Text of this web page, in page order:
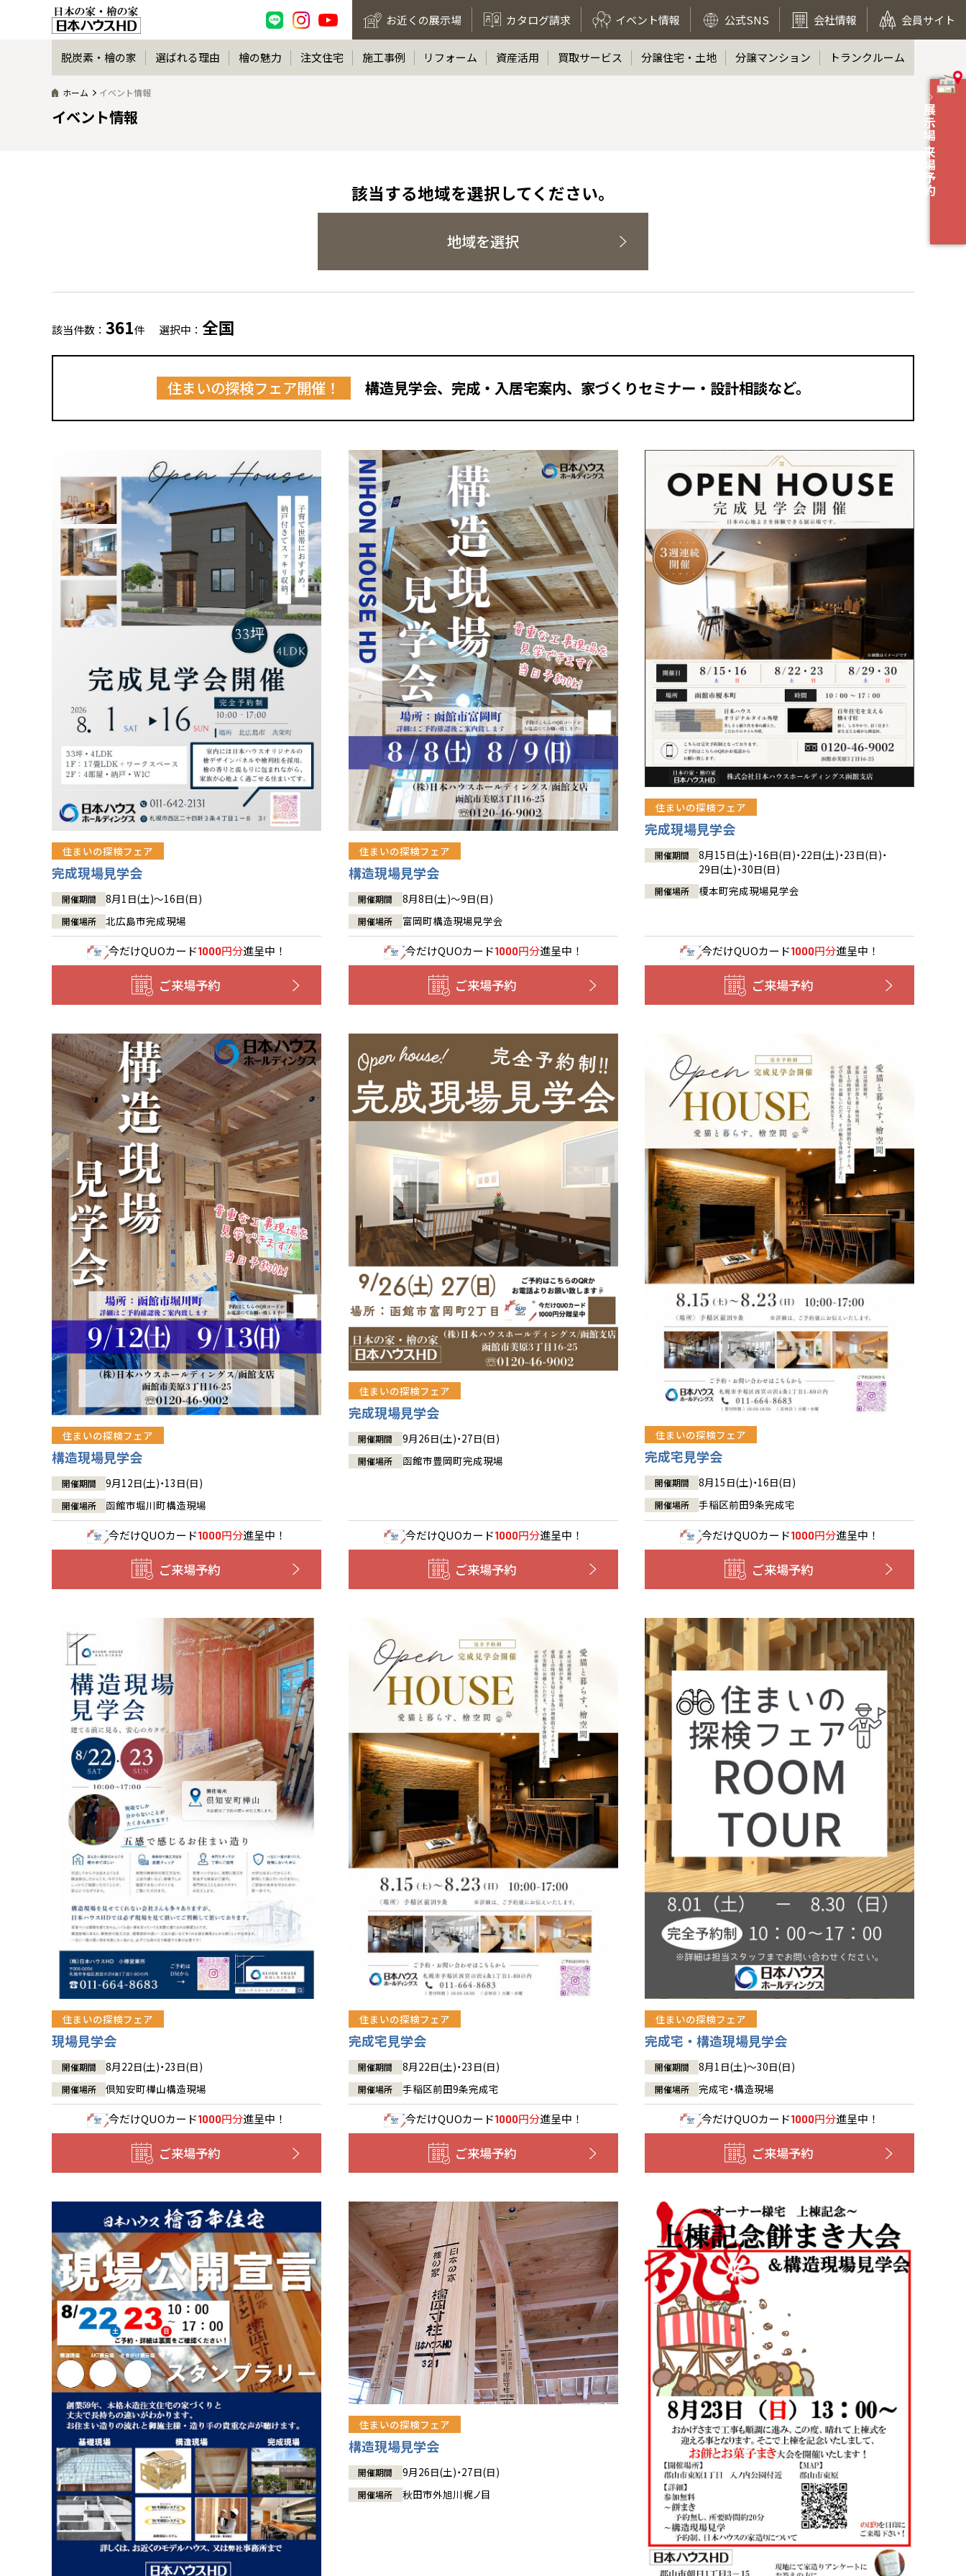
お近くの展示場 カタログ請求 イベント情報 公式SNS 会社情報 会員サイト
展示場 来場予約
脱炭素・檜の家 選ばれる理由 檜の魅力 注文住宅 施工事例 リフォーム 資産活用 買取サービス 分譲住宅・土地 分譲マンション トランクルーム
ホーム イベント情報
イベント情報
該当する地域を選択してください。
地域を選択
該当件数： 361件 選択中： 全国
住まいの探検フェア開催！ 構造見学会、完成・入居宅案内、家づくりセミナー・設計相談など。
住まいの探検フェア
完成現場見学会
開催期間 8月1日(土)～16日(日)
開催場所 北広島市完成現場
今だけQUOカード1000円分進呈中！
ご来場予約
住まいの探検フェア
構造現場見学会
開催期間 8月8日(土)～9日(日)
開催場所 富岡町構造現場見学会
今だけQUOカード1000円分進呈中！
ご来場予約
住まいの探検フェア
完成現場見学会
開催期間
8月15日(土)・16日(日)・22日(土)・23日(日)・
29日(土)・30日(日)
開催場所 榎本町完成現場見学会
今だけQUOカード1000円分進呈中！
ご来場予約
住まいの探検フェア
構造現場見学会
開催期間 9月12日(土)・13日(日)
開催場所 函館市堀川町構造現場
今だけQUOカード1000円分進呈中！
ご来場予約
住まいの探検フェア
完成現場見学会
開催期間 9月26日(土)・27日(日)
開催場所 函館市豊岡町完成現場
今だけQUOカード1000円分進呈中！
ご来場予約
住まいの探検フェア
完成宅見学会
開催期間 8月15日(土)・16日(日)
開催場所 手稲区前田9条完成宅
今だけQUOカード1000円分進呈中！
ご来場予約
住まいの探検フェア
現場見学会
開催期間 8月22日(土)・23日(日)
開催場所 倶知安町樺山構造現場
今だけQUOカード1000円分進呈中！
ご来場予約
住まいの探検フェア
完成宅見学会
開催期間 8月22日(土)・23日(日)
開催場所 手稲区前田9条完成宅
今だけQUOカード1000円分進呈中！
ご来場予約
住まいの探検フェア
完成宅・構造現場見学会
開催期間 8月1日(土)～30日(日)
開催場所 完成宅・構造現場
今だけQUOカード1000円分進呈中！
ご来場予約
住まいの探検フェア
構造現場見学会
開催期間 9月26日(土)・27日(日)
開催場所 秋田市外旭川梶ノ目
全国の展示場
北海道
札幌
道央
道北
東北
青森
秋田
宮城
福島
甲信越・北陸
新潟
富山
石川
福井
関東
神奈川
埼玉
千葉
茨城
栃木
群馬
岐阜
静岡
三重
大阪
京都
兵庫
奈良
滋賀
中国・四国
岡山
香川
愛媛
鳥取
徳島
高知
九州
福岡
佐賀
熊本
長崎
沖縄
分譲マンション
※現住所のある都道府県以外の建築予定地の方でも
現住所の有るお近くの展示場又は店舗にお問合せください。
移住の計画の方もご相談対応します。お気軽にご相談ください。
お近くのイベント
北海道
札幌
札幌
小樽
道央
苫小牧千歳
小樽
道北
旭川
道南
函館
室蘭
道東
帯広
釧路
東北
青森県
八戸
青森
秋田県
秋田
岩手県
盛岡
北上
山形県
山形
宮城県
仙台
福島県
郡山
福島
いわき
会津
甲信越・北陸
新潟県
新潟
長岡
甲府
長野県
長野
松本
富山県
富山
石川県
金沢
福井県
福井
関東
東京都
世田谷
八王子
神奈川県
横浜
湘南
相模
埼玉県
埼玉
所沢
千葉県
千葉
茨城県
水戸
栃木県
宇都宮
小山
群馬
伊勢崎
愛知県
名古屋
豊橋
岐阜県
岐阜
静岡県
静岡
浜松
三重県
四日市
大阪府
大阪
京都府
京都
兵庫県
姫路
奈良県
奈良
中国・四国
岡山県
岡山
香川県
高松
愛媛県
九州
福岡県
福岡
佐賀県
佐賀
熊本県
熊本
大分県
大分
宮崎